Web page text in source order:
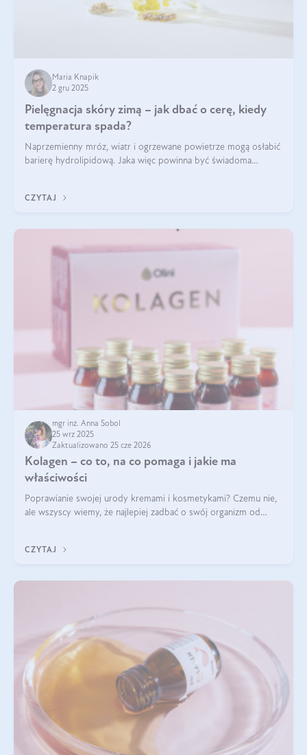
Maria Knapik
2 gru 2025
Pielęgnacja skóry zimą – jak dbać o cerę, kiedy
temperatura spada?
Naprzemienny mróz, wiatr i ogrzewane powietrze mogą osłabić
barierę hydrolipidową. Jaka więc powinna być świadoma
CZYTAJ
mgr inż. Anna Sobol
25 wrz 2025
Zaktualizowano 25 cze 2026
Kolagen – co to, na co pomaga i jakie ma
właściwości
Poprawianie swojej urody kremami i kosmetykami? Czemu nie,
ale wszyscy wiemy, że najlepiej zadbać o swój organizm od
wysokiej jakości suplem
CZYTAJ